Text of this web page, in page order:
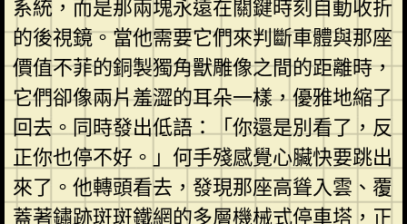
系統，而是那兩塊永遠在關鍵時刻自動收折
的後視鏡。當他需要它們來判斷車體與那座
價值不菲的銅製獨角獸雕像之間的距離時，
它們卻像兩片羞澀的耳朵一樣，優雅地縮了
回去。同時發出低語：「你還是別看了，反
正你也停不好。」何手殘感覺心臟快要跳出
來了。他轉頭看去，發現那座高聳入雲、覆
蓋著鏽跡斑斑鐵網的多層機械式停車塔，正